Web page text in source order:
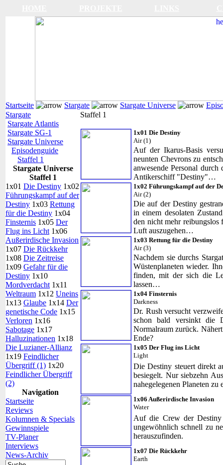
Startseite Stargate Stargate Universe
Stargate
Stargate Atlantis
Stargate SG-1
Stargate Universe
Episodenguide
Staffel 1
Stargate Universe
Staffel 1
1x01 Die Destiny 1x02
Führungskampf auf der
Destiny 1x03 Rettung
für die Destiny 1x04
Finsternis 1x05 Der
Flug ins Licht 1x06
Außerirdische Invasion
1x07 Die Rückkehr
1x08 Die Zeitreise
1x09 Gefahr für die
Destiny 1x10
Mordverdacht 1x11
Weltraum 1x12 Uneins
1x13 Glaube 1x14 Der
genetische Code 1x15
Verloren 1x16
Sabotage 1x17
Halluzinationen 1x18
Die Luzianer-Allianz
1x19 Feindlicher
Übergriff (1) 1x20
Feindlicher Übergriff
(2)
Navigation
Startseite
Reviews
Kolumnen & Specials
Gewinnspiele
TV-Planer
Interviews
News-Archiv
Staffel 1
1x01 Die Destiny
Air (1)
Auf der Ikarus-Basis
neunten Chevrons zu
anwesende Personal
Antikerschiff "Destiny"…
1x02 Führungskampf auf der
Air (2)
Die auf der Destiny
in einem desolaten
den nicht mehr
Luft auszugehen…
1x03 Rettung für die Destiny
Air (3)
Nachdem sie durchs
Wüstenplaneten wieder.
finden, mit der sich die
lassen…
1x04 Finsternis
Darkness
Dr. Rush versucht
schon bald versinkt die
Normalraum zurück.
Ende?
1x05 Der Flug ins Licht
Light
Die Destiny steuert direkt
besiegelt. Nur siebzehn
nahegelegenen Planeten
1x06 Außerirdische Invasion
Water
Auf die Crew der Destiny
ungewöhnlich schnell zu
herauszufinden.
1x07 Die Rückkehr
Earth